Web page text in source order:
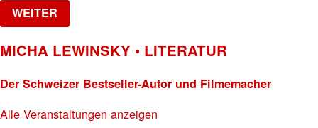
WEITER
MICHA LEWINSKY • LITERATUR
Der Schweizer Bestseller-Autor und Filmemacher
Alle Veranstaltungen anzeigen